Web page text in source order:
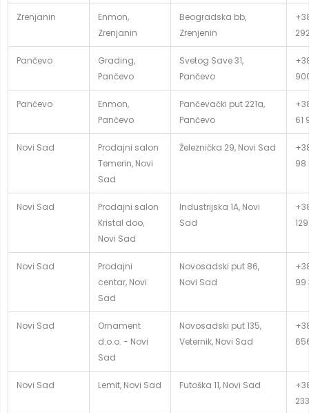
Zrenjanin
Enmon,
Zrenjanin
Beogradska bb,
Zrenjenin
Pančevo
Grading,
Pančevo
Svetog Save 31,
Pančevo
Pančevo
Enmon,
Pančevo
Pančevački put 221a,
Pančevo
61
Novi Sad
Prodajni salon
Temerin, Novi
Sad
Železnička 29, Novi Sad
98
Novi Sad
Prodajni salon
Kristal doo,
Novi Sad
Industrijska 1A, Novi
Sad
129
Novi Sad
Prodajni
centar, Novi
Sad
Novosadski put 86,
Novi Sad
99
Novi Sad
Ornament
d.o.o. - Novi
Sad
Novosadski put 135,
Veternik, Novi Sad
Novi Sad Lemit, Novi Sad Futoška 11, Novi Sad
233